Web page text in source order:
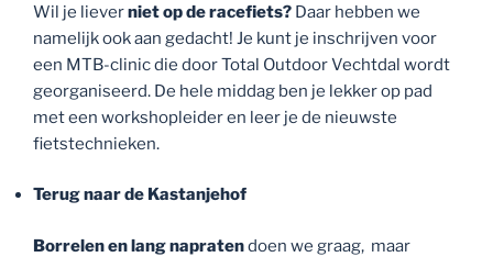
Wil je lieverniet op de racefiets? Daar hebben we
namelijk ook aan gedacht! Je kunt je inschrijven voor
een MTB-clinic die door Total Outdoor Vechtdal wordt
georganiseerd. De hele middag ben je lekker op pad
met een workshopleider en leer je de nieuwste
fietstechnieken.
Terug naar de Kastanjehof
Borrelen en lang napratendoen we graag, maar